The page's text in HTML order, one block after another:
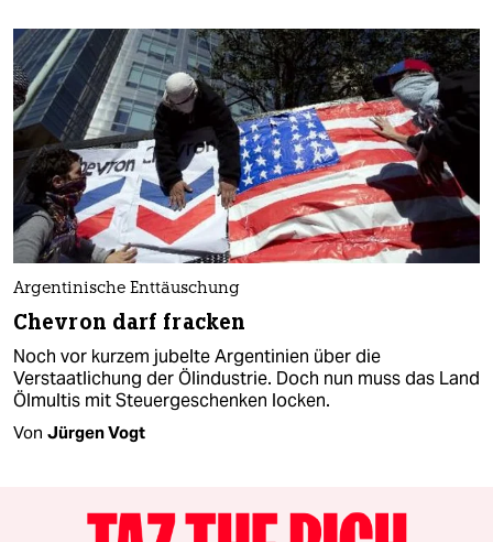
Argentinische Enttäuschung
Chevron darf fracken
Noch vor kurzem jubelte Argentinien über die
Verstaatlichung der Ölindustrie. Doch nun muss das Land
Ölmultis mit Steuergeschenken locken.
Von Jürgen Vogt